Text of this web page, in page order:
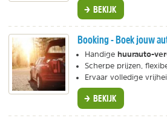
BEKIJK
Booking - Boek jouw
Handige huurauto-
Scherpe prijzen,
Ervaar volledige
BEKIJK